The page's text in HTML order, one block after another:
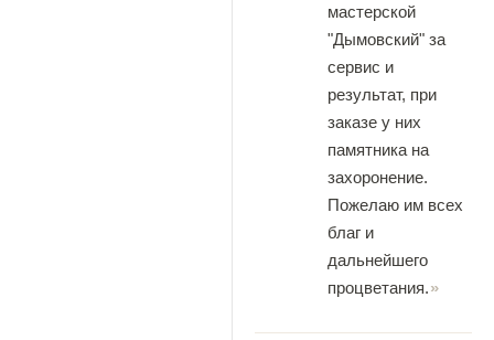
мастерской
"Дымовский" за
сервис и
результат, при
заказе у них
памятника на
захоронение.
Пожелаю им всех
благ и
дальнейшего
процветания.